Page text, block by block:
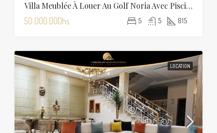
Villa Meublée À Louer Au Golf Noria Avec Piscine Privée
50 000.00Dhs 5 5 815
LOCATION